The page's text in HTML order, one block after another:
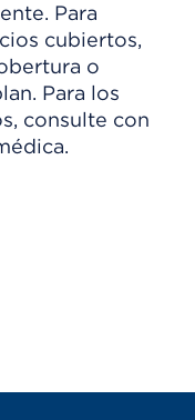
Para
cubiertos,
o
Para los
consulte con